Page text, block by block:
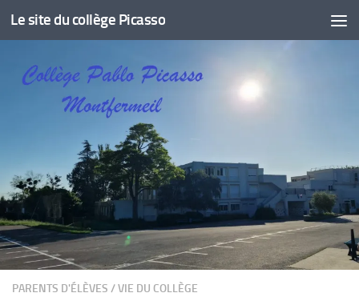
Skip to content
Le site du collège Picasso
PARENTS D'ÉLÈVES /VIE DU COLLÈGE